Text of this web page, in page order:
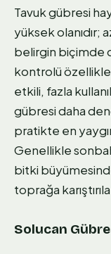
Tavuk gübresi
yüksek olanıdır;
belirgin biçimde
kontrolü özellikle
etkili, fazla
gübresi daha
pratikte en
Genellikle
bitki
toprağa
Solucan